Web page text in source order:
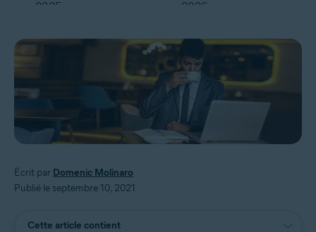
Écrit par Domenic Molinaro
Publié le septembre 10, 2021
Cette article contient